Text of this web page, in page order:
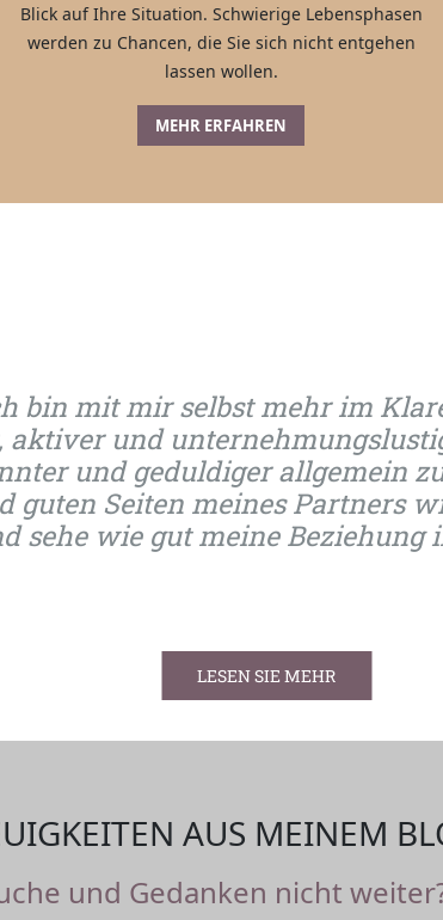
Blick auf Ihre Situation. Schwierige Lebensphasen
werden zu Chancen, die Sie sich nicht entgehen
lassen wollen.
MEHR ERFAHREN
LESEN SIE MEHR
bin mit mir selbst mehr im
aktiver und
und geduldiger allgemein
guten Seiten meines Partners
sehe wie gut meine Beziehung
AUS MEINEM
und Gedanken nicht